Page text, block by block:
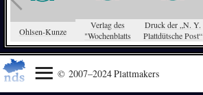
Ohlsen-Kunze
Verlag des
"Wochenblatts
Druck der „N. Y.
Plattdütsche Post“
© 2007–2024 Plattmakers